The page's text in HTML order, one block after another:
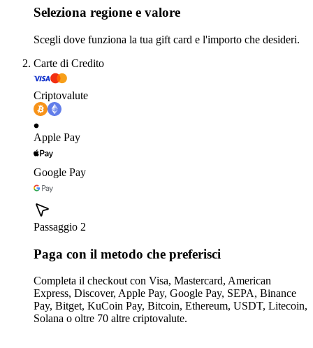
Seleziona regione e valore
Scegli dove funziona la tua gift card e l'importo che desideri.
Carte di Credito
Criptovalute
Apple Pay
Google Pay
Passaggio 2
Paga con il metodo che preferisci
Completa il checkout con Visa, Mastercard, American
Express, Discover, Apple Pay, Google Pay, SEPA, Binance
Pay, Bitget, KuCoin Pay, Bitcoin, Ethereum, USDT, Litecoin,
Solana o oltre 70 altre criptovalute.